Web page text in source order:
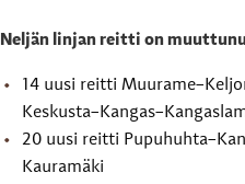
Neljän linjan reitti on
14 uusi reitti
20 uusi reitti
Kauramäki